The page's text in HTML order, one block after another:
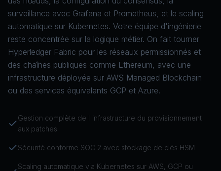
surveillance avec Grafana et Prometheus, et le scaling
automatique sur Kubernetes. Votre équipe d'ingénierie
reste concentrée sur la logique métier. On fait tourner
Hyperledger Fabric pour les réseaux permissionnés et
des chaînes publiques comme Ethereum, avec une
infrastructure déployée sur AWS Managed Blockchain
ou des services équivalents GCP et Azure.
Gestion complète de l'infrastructure du provisionnement
aux patches
Sécurité conforme SOC 2 avec stockage de clés HSM
Scaling automatique via Kubernetes sur AWS, GCP ou